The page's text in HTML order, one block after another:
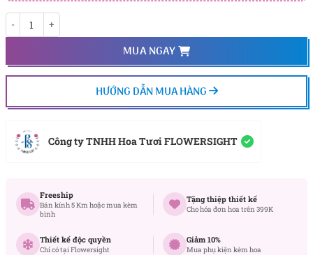
Bliss Bloom số lượng
MUA NGAY
HƯỚNG DẪN MUA HÀNG
Công ty TNHH Hoa Tươi FLOWERSIGHT
Freeship
Bán kính 5 Km hoặc mua kèm
bình
Tặng thiệp thiết kế
Cho hóa đơn hoa trên 399K
Thiết kế độc quyền
Chỉ có tại Flowersight
Giảm 10%
Mua phụ kiện kèm hoa